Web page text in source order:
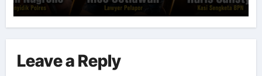
Leave a Reply